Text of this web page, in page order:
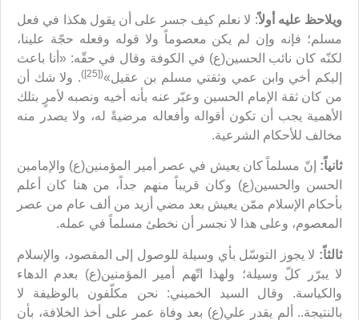
ويلاحظ عليه أولاً: لا نعلم كيف جسر على أن يقول هكذا في فعل
مسلم؛ فإنه وإن لم يكن معصوماً ولا قوله وفعله حجّة علينا،
لكنّه كان نائب الحسين(ع) في الكوفة وقال في حقّه: «أنا باعث
إليكم أخي وابن عمي وثقتي مسلم بن عقيل»([25])
. ولا شك أن
من كان ثقة الإمام الحسين وعبّر عنه بأنه أخيه ونصبه لأمرٍ بتلك
الأهمية يجب أن تكون أقواله وأفعاله مرضيةً له، ولا يصدر منه
مخالف للأحكام الشرعية.
ثانياً: إنّ مسلماً كان يعيش في عصر أمير المؤمنين(ع) والإمامين
الحسن والحسين(ع) وكان قريباً منهم جداً، من هنا كان أعلم
بأحكام الإسلام ممّن يعيش بعد مضي أزيد من ألف عام من عصر
المعصوم، وعلى هذا لا نجسر أن نخطئ مسلماً في عمله.
ثالثاً: لا يجوز التوسّل بأي وسيلة للوصول إلى المقصود، والإسلام
لا يبرّر كلّ وسيلة؛ ولهذا اتّهم أمير المؤمنين(ع) بعدم الدهاء
والكياسة. وقال السيد الخميني: نحن مكلّفون بالوظيفة لا
بالنتيجة.. ألم يقدر علي(ع) بعد وفاة عمر على أخذ الخلافة، بأن